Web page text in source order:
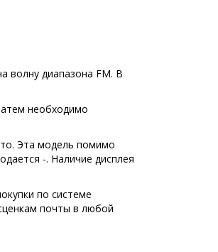
волну диапазона FM. В
необходимо
Эта модель помимо
-. Наличие дисплея
по системе
почты в любой